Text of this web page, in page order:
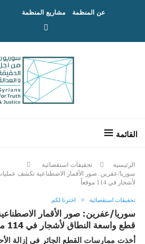
عن المنظمة مشاريع المنظمة
الرئيسية
تحقيقات استقصائية
سوريا/عفرين: صور الأقمار الاصطناعية تكشف
لأشجار في 114 موقعاً
تحقيقات استقصائية اخترنا لكم
سوريا/عفرين: صور الأقمار
قطع واسعة النطاق لأشجار في 114 موقعاً
أخذت ممارسات القطع الجائر في إزالة